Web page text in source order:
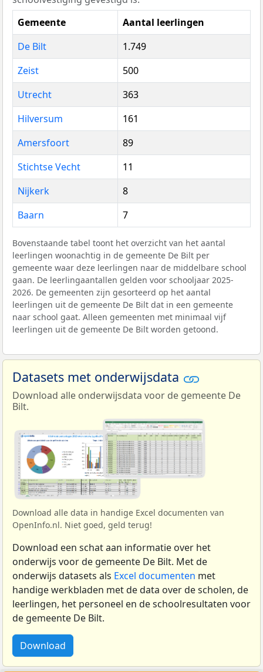
Gemeente
Aantal leerlingen
De Bilt
1.749
Zeist
500
Utrecht
363
Hilversum
161
Amersfoort
89
Stichtse Vecht
11
Nijkerk
8
Baarn
7
Bovenstaande tabel toont het overzicht van het aantal
leerlingen woonachtig in de gemeente De Bilt per
gemeente waar deze leerlingen naar de middelbare school
gaan. De leerlingaantallen gelden voor schooljaar 2025-
2026. De gemeenten zijn gesorteerd op het aantal
leerlingen uit de gemeente De Bilt dat in een gemeente
naar school gaat. Alleen gemeenten met minimaal vijf
leerlingen uit de gemeente De Bilt worden getoond.
Datasets met onderwijsdata
Download alle onderwijsdata voor de gemeente De
Bilt.
Download alle data in handige Excel documenten van
OpenInfo.nl. Niet goed, geld terug!
Download een schat aan informatie over het
onderwijs voor de gemeente De Bilt. Met de
onderwijs datasets als Excel documenten met
handige werkbladen met de data over de scholen, de
leerlingen, het personeel en de schoolresultaten voor
de gemeente De Bilt.
Download